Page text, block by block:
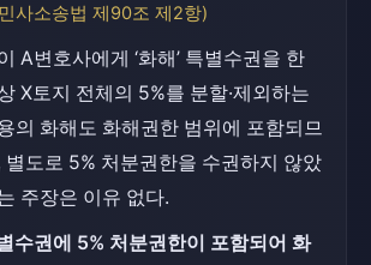
사소송법 제90조 제2항)
A변호사에게 ‘화해’ 특별수권을 한
X토지 전체의 5%를 분할·제외하는
의 화해도 화해권한 범위에 포함되므
별도로 5% 처분권한을 수권하지 않았
주장은 이유 없다.
수권에 5% 처분권한이 포함되어 화